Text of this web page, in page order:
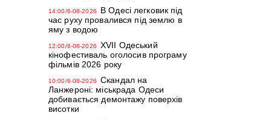
14:00/6-08-2026
В Одесі легковик під
час руху провалився під землю в
яму з водою
12:00/6-08-2026
XVII Одеський
кінофестиваль оголосив програму
фільмів 2026 року
10:00/6-08-2026
Скандал на
Ланжероні: міськрада Одеси
добивається демонтажу поверхів
висотки